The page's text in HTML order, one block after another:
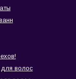
волос